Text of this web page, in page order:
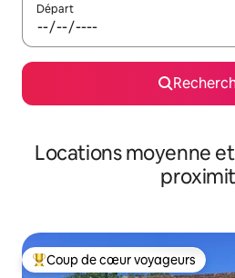
Départ
Locations moyenne
Coups de cœur voyageurs les
Coup de cœur voyageurs